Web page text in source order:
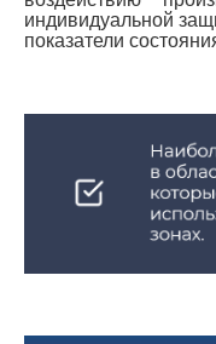
индивидуальной
показатели